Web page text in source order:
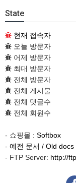
State
현재 접속자
오늘 방문자
어제 방문자
최대 방문자
전체 방문자
전체 게시물
전체 댓글수
전체 회원수
- 쇼핑몰 : Softbox
- 예전 문서 / Old docs
- FTP Server: http://